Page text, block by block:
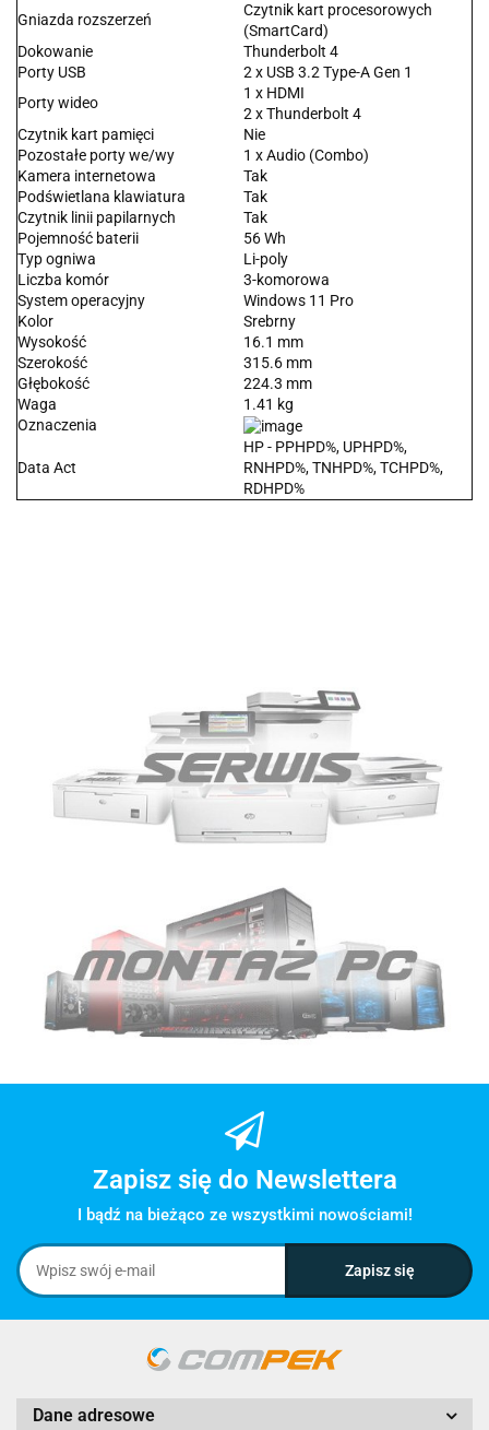
Gniazda rozszerzeń
Czytnik kart procesorowych
(SmartCard)
Dokowanie
Thunderbolt 4
Porty USB
2 x USB 3.2 Type-A Gen 1
Porty wideo
1 x HDMI
2 x Thunderbolt 4
Czytnik kart pamięci
Nie
Pozostałe porty we/wy
1 x Audio (Combo)
Kamera internetowa
Tak
Podświetlana klawiatura
Tak
Czytnik linii papilarnych
Tak
Pojemność baterii
56 Wh
Typ ogniwa
Li-poly
Liczba komór
3-komorowa
System operacyjny
Windows 11 Pro
Kolor
Srebrny
Wysokość
16.1 mm
Szerokość
315.6 mm
Głębokość
224.3 mm
Waga
1.41 kg
Oznaczenia
Data Act
HP - PPHPD%, UPHPD%,
RNHPD%, TNHPD%, TCHPD%,
RDHPD%
Zapisz się do Newslettera
I bądź na bieżąco ze wszystkimi nowościami!
Dane adresowe